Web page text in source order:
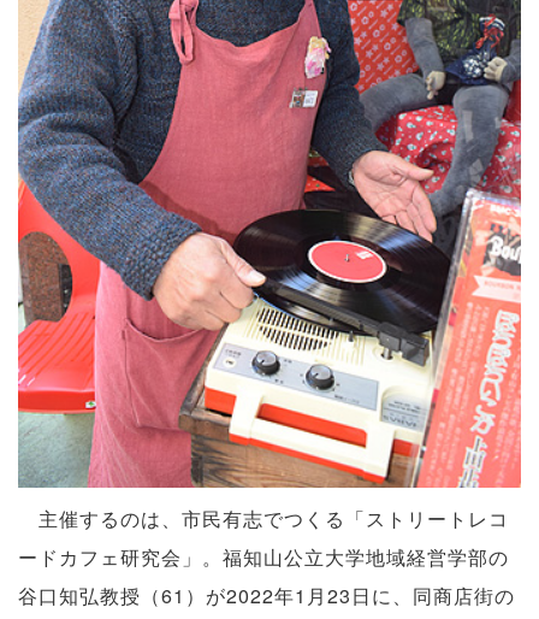
主催するのは、市民有志でつくる「ストリートレコ
ードカフェ研究会」。福知山公立大学地域経営学部の
谷口知弘教授（61）が2022年1月23日に、同商店街の